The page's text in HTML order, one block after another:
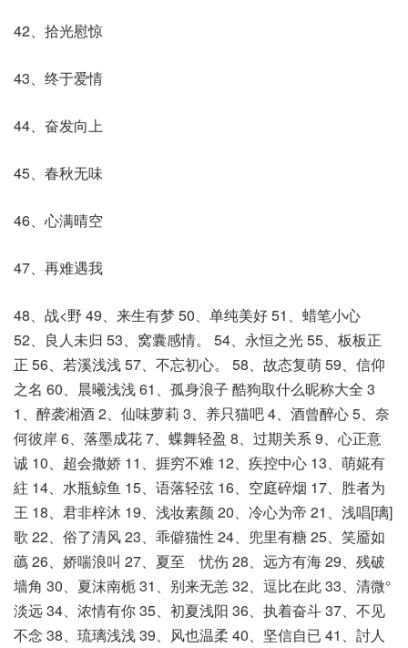
42、拾光慰惊
43、终于爱情
44、奋发向上
45、春秋无味
46、心满晴空
47、再难遇我
48、战<野 49、来生有梦 50、单纯美好 51、蜡笔小心
52、良人未归 53、窝囊感情。 54、永恒之光 55、板板正
正 56、若溪浅浅 57、不忘初心。 58、故态复萌 59、信仰
之名 60、晨曦浅浅 61、孤身浪子 酷狗取什么昵称大全 3
1、醉袭湘酒 2、仙味萝莉 3、养只猫吧 4、酒曾醉心 5、奈
何彼岸 6、落墨成花 7、蝶舞轻盈 8、过期关系 9、心正意
诚 10、超会撒娇 11、捱穷不难 12、疾控中心 13、萌婲有
紸 14、水瓶鲸鱼 15、语落轻弦 16、空庭碎烟 17、胜者为
王 18、君非梓沐 19、浅妆素颜 20、冷心为帝 21、浅唱[璃]
歌 22、俗了清风 23、乖僻猫性 24、兜里有糖 25、笑靥如
蘤 26、娇喘浪叫 27、夏至ゝ忧伤 28、远方有海 29、残破
墙角 30、夏沫南栀 31、别来无恙 32、逗比在此 33、清微°
淡远 34、浓情有你 35、初夏浅阳 36、执着奋斗 37、不见
不念 38、琉璃浅浅 39、风也温柔 40、坚信自已 41、討人